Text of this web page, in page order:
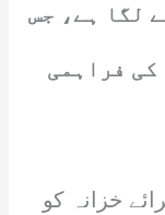
لگا ہے، جس
کی فراہمی
خزانہ کو